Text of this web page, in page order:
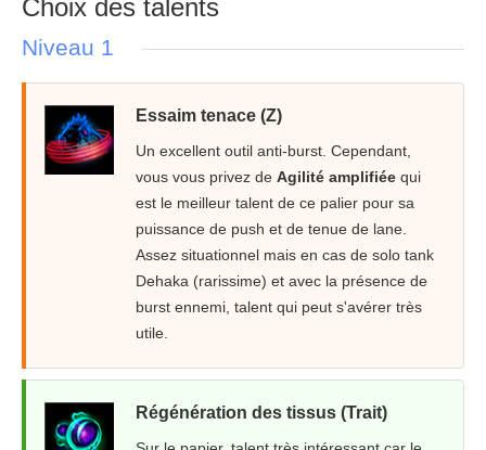
Choix des talents
Niveau 1
Essaim tenace (Z)
Un excellent outil anti-burst. Cependant,
vous vous privez de Agilité amplifiée qui
est le meilleur talent de ce palier pour sa
puissance de push et de tenue de lane.
Assez situationnel mais en cas de solo tank
Dehaka (rarissime) et avec la présence de
burst ennemi, talent qui peut s'avérer très
utile.
Régénération des tissus (Trait)